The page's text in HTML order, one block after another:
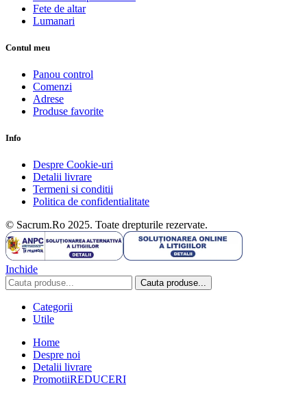
Fete de altar
Lumanari
Contul meu
Panou control
Comenzi
Adrese
Produse favorite
Info
Despre Cookie-uri
Detalii livrare
Termeni si conditii
Politica de confidentialitate
© Sacrum.Ro 2025. Toate drepturile rezervate.
Inchide
Cauta produse...
Categorii
Utile
Home
Despre noi
Detalii livrare
PromotiiREDUCERI